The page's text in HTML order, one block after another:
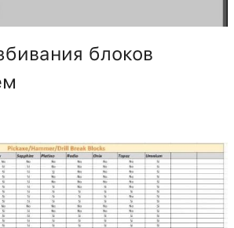
блоков